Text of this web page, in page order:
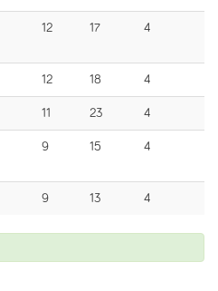
12 17 4
12 18 4
11 23 4
9 15 4
9 13 4